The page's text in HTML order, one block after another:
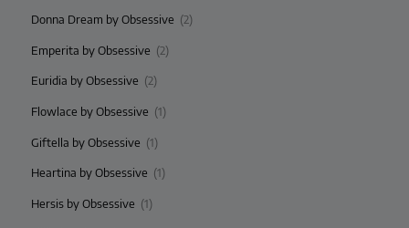
Donna Dream by Obsessive (2)
Emperita by Obsessive (2)
Euridia by Obsessive (2)
Flowlace by Obsessive (1)
Giftella by Obsessive (1)
Heartina by Obsessive (1)
Hersis by Obsessive (1)